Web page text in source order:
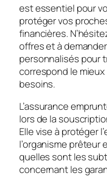
est essentiel pour
protéger vos
financières.
offres et à
personnalisés pour
correspond le
besoins.
L’assurance
lors de la
Elle vise à protéger
l’organisme prêteur
quelles sont les
concernant les